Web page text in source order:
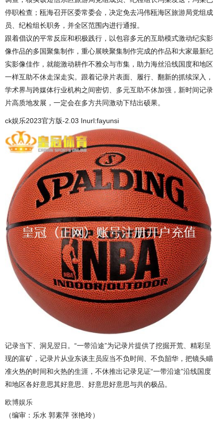
停职检查；瓯海召开区委常委会，决定免去冯伟瓯海区旅游局党组成
员、纪检组长职务，并全区范围内进行通报。
跟着倡议的平常反应和积极践行，以包容多元的互助模式激动纪实影
像作品的多国聚集制作，重心展映聚集制作完成的作品和大家最新纪
实影像佳作，就能激动耕作不雅众与市集，助力海丝沿线国度和地区
一样互助不休走深走实。跟着记录片表面、履行、翻新的抓续深入，
学术界与跨媒体行业机构之间密切、多元互助不休加强，新时间记录
片高质地发展，一定会在多方共同激动下结出硕果。
ck娱乐2023官方版-2.03 Inurl:fayunsi
记录当下、洞见翌日。“一带沿途”为记录片提供了挖掘开荒、精彩呈
现的富矿，记录片从业东谈主员应当不负时间、不负韶华，把镜头瞄
准火热的时间和火热的生涯，不休推出记录见证“一带沿途”沿线国度
和地区各好意思其好意思、好意思好意思与共的极品。
欧博娱乐
（编审：乐水 郭素萍 张艳玲）